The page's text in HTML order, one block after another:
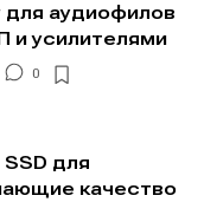
для аудиофилов
и усилителями
0
для
качество